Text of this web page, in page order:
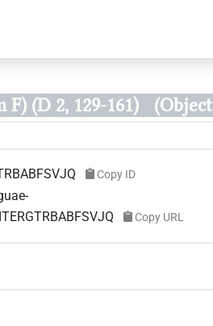
(D 2, 129-161)
Copy ID
Copy URL